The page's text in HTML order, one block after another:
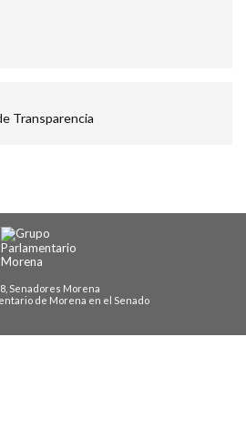
Senadores Morena
de Morena en el Senado